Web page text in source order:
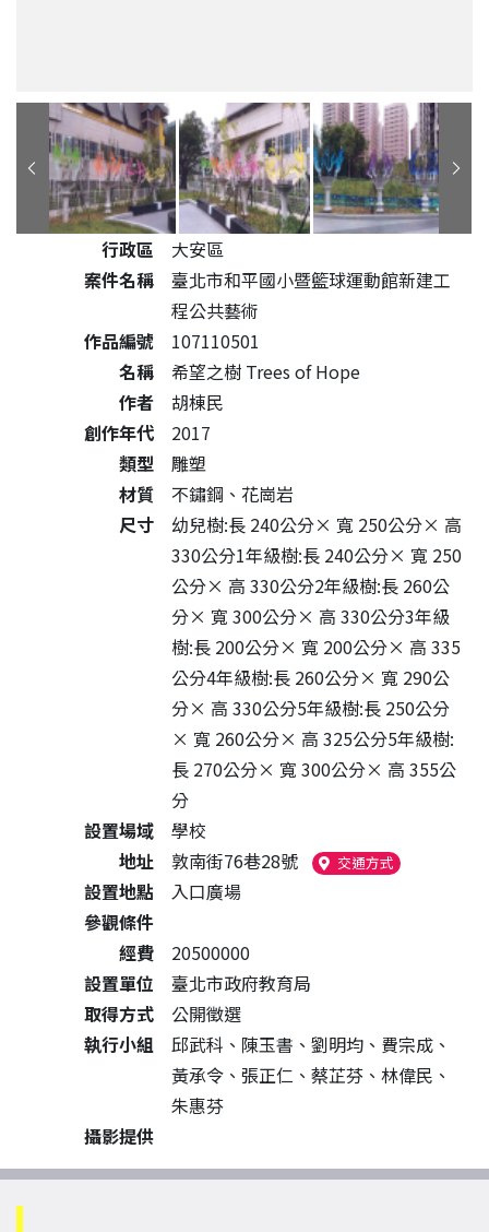
公共藝術作品詳細資料
行政區
大安區
案件名稱
臺北市和平國小暨籃球運動館新建工
程公共藝術
作品編號
107110501
名稱
希望之樹 Trees of Hope
作者
胡棟民
創作年代
2017
類型
雕塑
材質
不鏽鋼、花崗岩
尺寸
幼兒樹:長 240公分× 寬 250公分× 高
330公分1年級樹:長 240公分× 寬 250
公分× 高 330公分2年級樹:長 260公
分× 寬 300公分× 高 330公分3年級
樹:長 200公分× 寬 200公分× 高 335
公分4年級樹:長 260公分× 寬 290公
分× 高 330公分5年級樹:長 250公分
× 寬 260公分× 高 325公分5年級樹:
長 270公分× 寬 300公分× 高 355公
分
設置場域
學校
地址
敦南街76巷28號 交通方式（另開新視窗
設置地點
入口廣場
參觀條件
經費
20500000
設置單位
臺北市政府教育局
取得方式
公開徵選
執行小組
邱武科、陳玉書、劉明均、費宗成、
黃承令、張正仁、蔡芷芬、林偉民、
朱惠芬
攝影提供